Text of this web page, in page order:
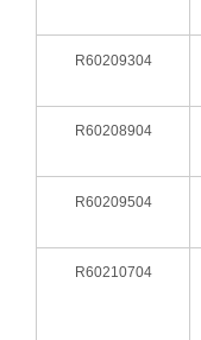
R60209304
R60208904
R60209504
R60210704